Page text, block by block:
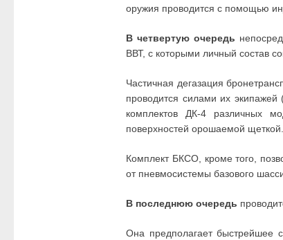
оружия проводится с помощью
В четвертую очередь
ВВТ, с которыми личный состав
Частичная дегазация
проводится силами их
комплектов ДК-4 различных
поверхностей орошаемой щеткой.
Комплект БКСО, кроме того,
от пневмосистемы базового
В последнюю очередь
Она предполагает быстрейшее